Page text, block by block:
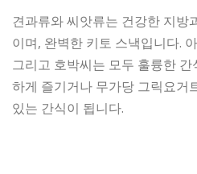
견과류와 씨앗류는 건강한 지방
이며, 완벽한 키토 스낵입니다.
그리고 호박씨는 모두 훌륭한
하게 즐기거나 무가당 그릭요거
있는 간식이 됩니다.